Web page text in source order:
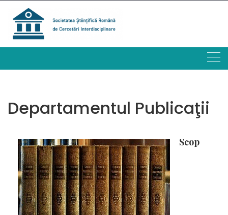
content
Departamentul Publicaţii
Scop